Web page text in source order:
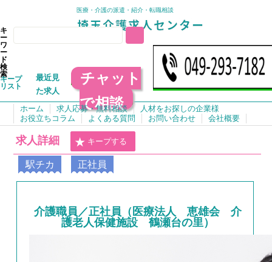
医療・介護の派遣・紹介・転職相談
キ
ー
ワ
ー
ド
検
索
キープ
リスト
最近見
た求人
チャット
で相談
ホーム 求人応募・無料相談
人材をお探しの企業様
お役立ちコラム
よくある質問 お問い合わせ 会社概要
求人詳細 キープする
駅チカ 正社員
介護職員／正社員（医療法人 恵雄会 介
護老人保健施設 鶴瀬台の里）